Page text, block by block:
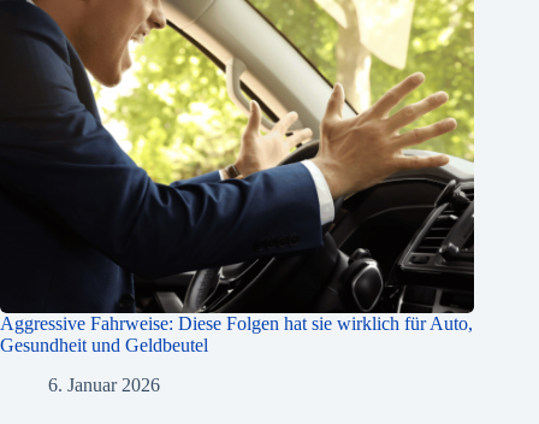
Aggressive Fahrweise: Diese Folgen hat sie wirklich für Auto,
Gesundheit und Geldbeutel
6. Januar 2026